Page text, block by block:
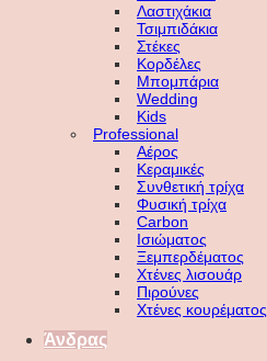
Λαστιχάκια
Τσιμπιδάκια
Στέκες
Κορδέλες
Μπομπάρια
Wedding
Kids
Professional
Αέρος
Κεραμικές
Συνθετική τρίχα
Φυσική τρίχα
Carbon
Ισιώματος
Ξεμπερδέματος
Χτένες λισουάρ
Πιρούνες
Χτένες κουρέματος
Άνδρας